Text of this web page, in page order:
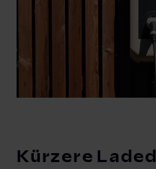
Kürzere